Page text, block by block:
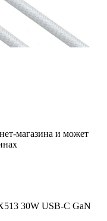
магазина и может
30W USB-C GaN